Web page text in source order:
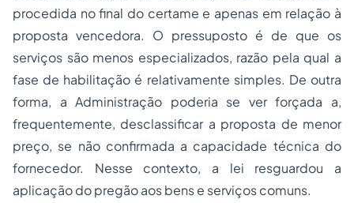
procedida no final do certame e apenas em relação à
proposta vencedora. O pressuposto é de que os
serviços são menos especializados, razão pela qual a
fase de habilitação é relativamente simples. De outra
forma, a Administração poderia se ver forçada a,
frequentemente, desclassificar a proposta de menor
preço, se não confirmada a capacidade técnica do
fornecedor. Nesse contexto, a lei resguardou a
aplicação do pregão aos bens e serviços comuns.